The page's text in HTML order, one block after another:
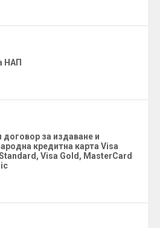
НАП
за издаване и
кредитна карта Visa
Visa Gold, MasterCard